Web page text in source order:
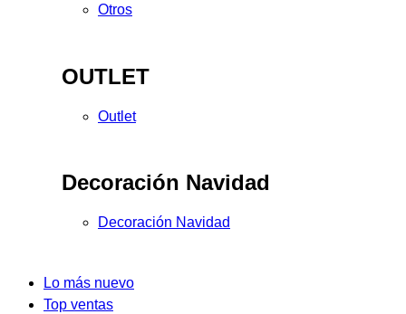
Otros
OUTLET
Outlet
Decoración Navidad
Decoración Navidad
Lo más nuevo
Top ventas